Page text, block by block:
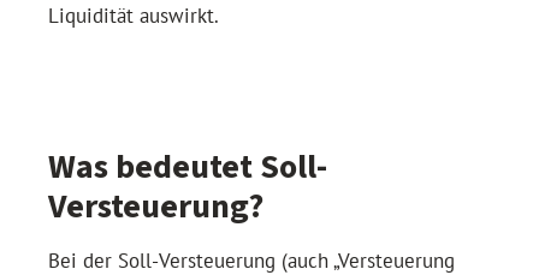
Liquidität auswirkt.
Was bedeutet Soll-
Versteuerung?
Bei der Soll-Versteuerung (auch „Versteuerung